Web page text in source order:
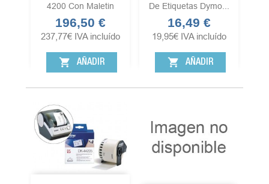
4200 Con Maletin
Precio
196,50 €
237,77€ IVA incluído
shopping_cart AÑADIR
De Etiquetas Dymo...
Precio
16,49 €
19,95€ IVA incluído
shopping_cart AÑADIR